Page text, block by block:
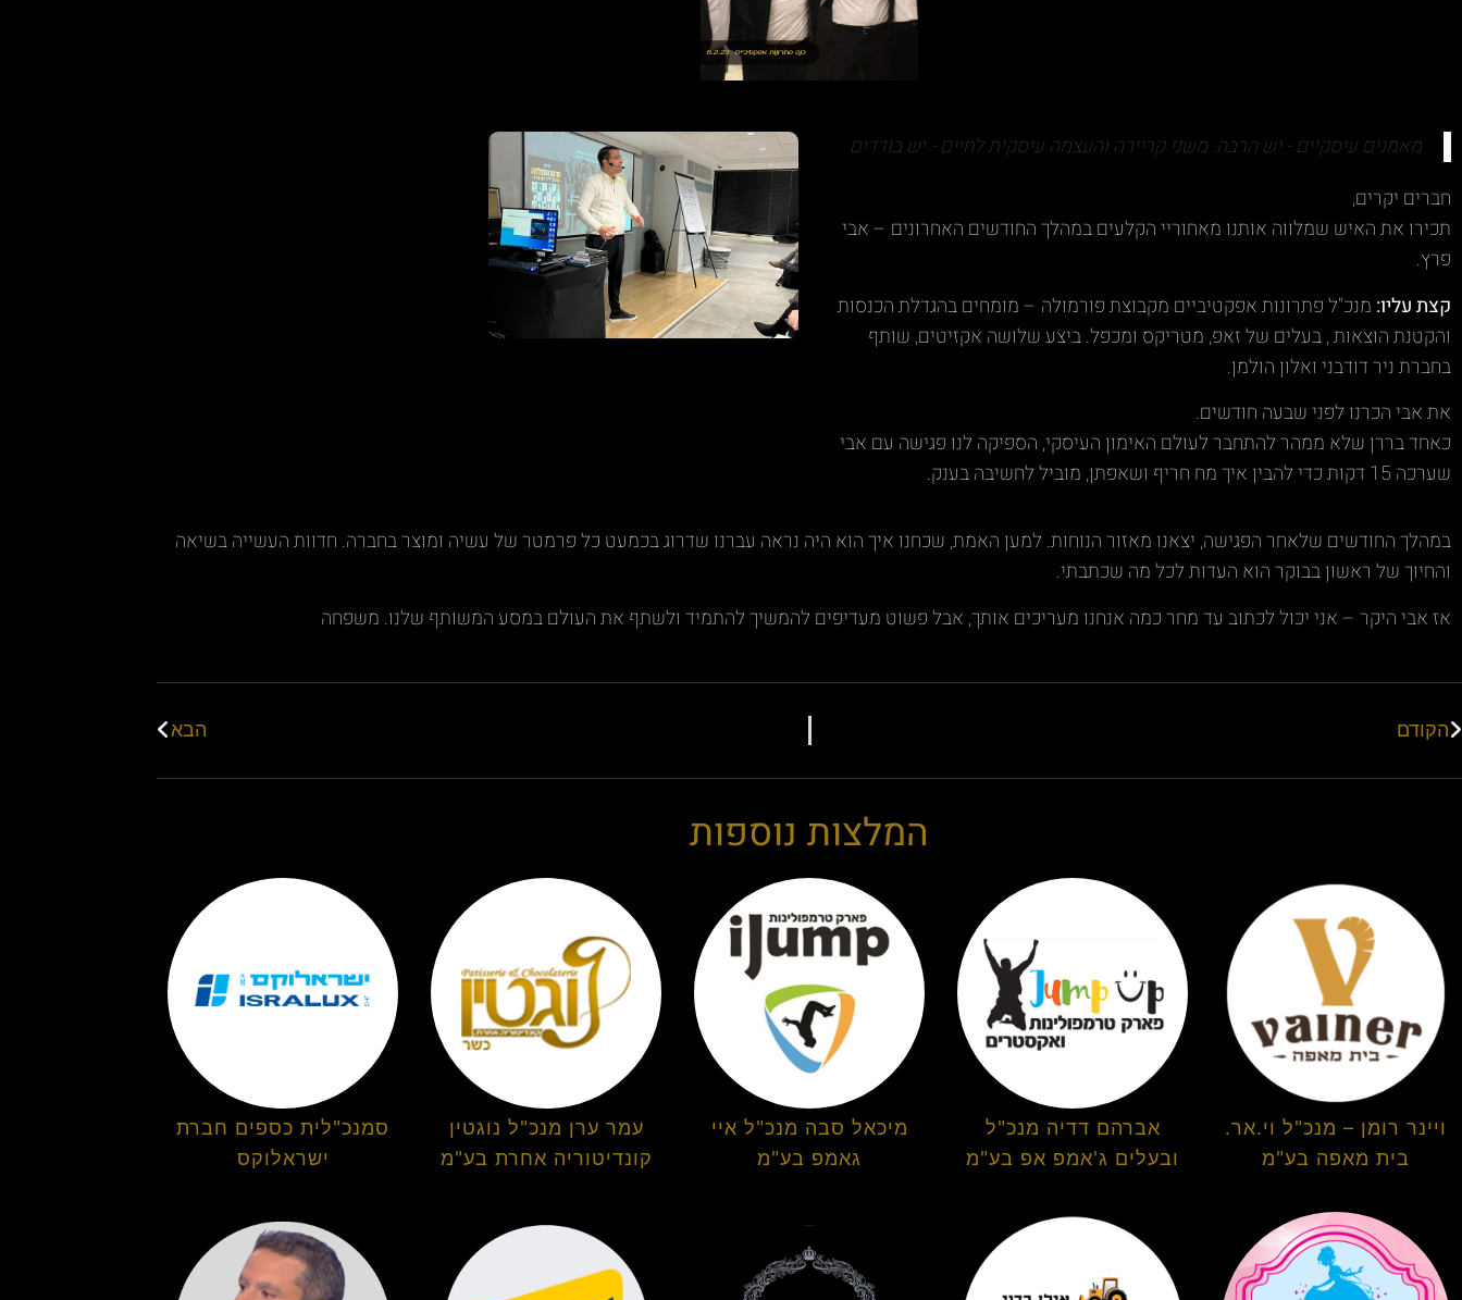
מאמנים עיסקיים - יש הרבה. משני קריירה והעצמה עיסקית לחיים - יש בודדים
חברים יקרים,
תכירו את האיש שמלווה אותנו מאחוריי הקלעים במהלך החודשים האחרונים – אבי
פרץ.
קצת עליו: מנכ"ל פתרונות אפקטיביים מקבוצת פורמולה – מומחים בהגדלת הכנסות
והקטנת הוצאות , בעלים של זאפ, מטריקס ומכפל. ביצע שלושה אקזיטים, שותף
בחברת ניר דודבני ואלון הולמן.
את אבי הכרנו לפני שבעה חודשים.
כאחד בררן שלא ממהר להתחבר לעולם האימון העיסקי, הספיקה לנו פגישה עם אבי
שערכה 15 דקות כדי להבין איך מח חריף ושאפתן, מוביל לחשיבה בענק.
במהלך החודשים שלאחר הפגישה, יצאנו מאזור הנוחות. למען האמת, שכחנו איך הוא היה נראה עברנו שדרוג בכמעט כל פרמטר של עשיה ומוצר בחברה. חדוות העשייה בשיאה
והחיוך של ראשון בבוקר הוא העדות לכל מה שכתבתי.
אז אבי היקר – אני יכול לכתוב עד מחר כמה אנחנו מעריכים אותך, אבל פשוט מעדיפים להמשיך להתמיד ולשתף את העולם במסע המשותף שלנו. משפחה
הקודם הבא
המלצות נוספות
ויינר רומן – מנכ"ל וי.אר.
בית מאפה בע"מ
אברהם דדיה מנכ"ל
ובעלים ג'אמפ אפ בע"מ
מיכאל סבה מנכ"ל איי
גאמפ בע"מ
עמר ערן מנכ"ל נוגטין
קונדיטוריה אחרת בע"מ
סמנכ"לית כספים חברת
ישראלוקס